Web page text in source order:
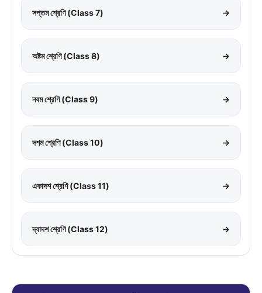
সপ্তম শ্রেণি (Class 7) →
অষ্টম শ্রেণি (Class 8) →
নবম শ্রেণি (Class 9) →
দশম শ্রেণি (Class 10) →
একাদশ শ্রেণি (Class 11) →
দ্বাদশ শ্রেণি (Class 12) →